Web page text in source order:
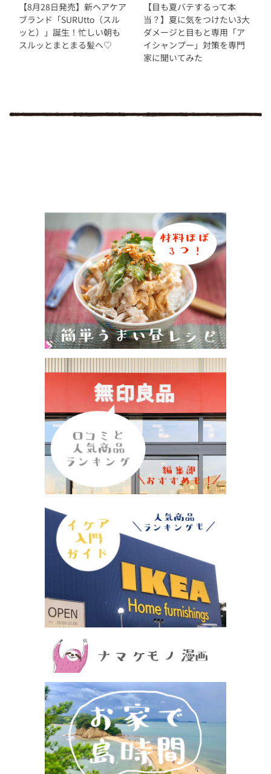
【8月28日発売】新ヘアケア
ブランド「SURUtto（スル
ッと）」誕生！忙しい朝も
スルッとまとまる髪へ♡
【目も夏バテするって本
当？】夏に気をつけたい3大
ダメージと目もと専用「ア
イシャンプー」対策を専門
家に聞いてみた